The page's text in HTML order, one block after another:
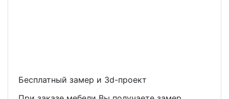
Бесплатный замер и 3d-проект